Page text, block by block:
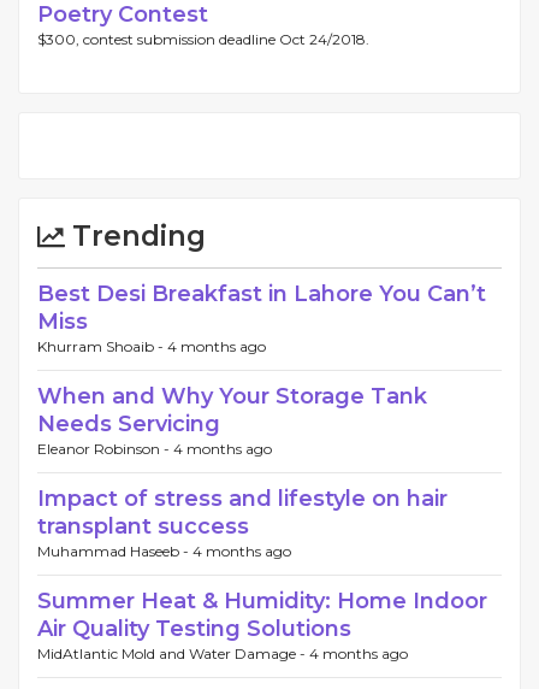
Poetry Contest
$300, contest submission deadline Oct 24/2018.
Trending
Best Desi Breakfast in Lahore You Can’t
Miss
Khurram Shoaib - 4 months ago
When and Why Your Storage Tank
Needs Servicing
Eleanor Robinson - 4 months ago
Impact of stress and lifestyle on hair
transplant success
Muhammad Haseeb - 4 months ago
Summer Heat & Humidity: Home Indoor
Air Quality Testing Solutions
MidAtlantic Mold and Water Damage - 4 months ago